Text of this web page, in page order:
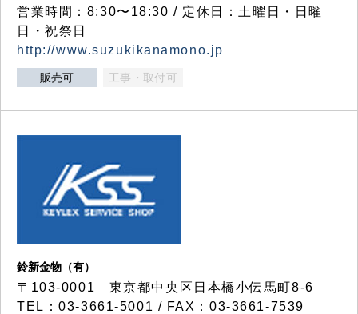
営業時間：8:30〜18:30 / 定休日：土曜日・日曜
日・祝祭日
http://www.suzukikanamono.jp
販売可 工事・取付可
鈴新金物（有）
〒103-0001 東京都中央区日本橋小伝馬町8-6
TEL：03-3661-5001 / FAX：03-3661-7539